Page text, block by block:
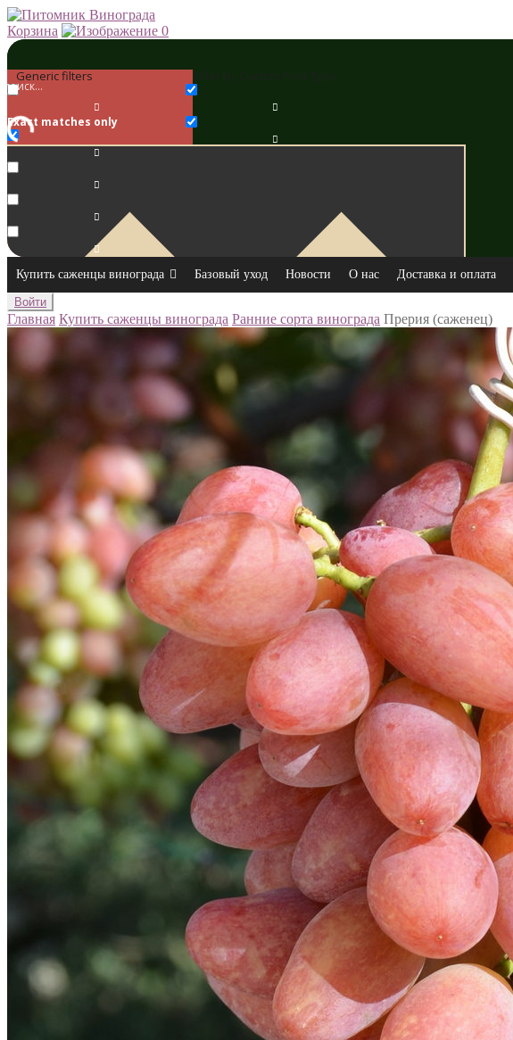
Корзина 0
Generic filters
Exact matches only
Купить саженцы винограда Базовый уход Новости О нас Доставка и оплата
Войти
Главная Купить саженцы винограда Ранние сорта винограда Прерия (саженец)